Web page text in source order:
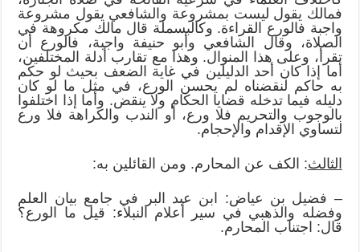
فمالك يقول ليست بمشروعة والشافعي يقول مشروعة
واجبة فالورع القراءة. وكالبسملة قال مالك مكروهة في
الصلاة، وقال الشافعي وأبو حنيفة واجبة، فالورع أن
تقرأ، وعلى هذا المنوال. وهذا مع تقارب أدلة المختلفين،
أما إذا كان أحد الدليلين في غاية الضعف بحيث لو حكم
به حاكم لنقضناه لم يحسن الورع، في مثل ما لو كان
دليله فيما تدخله قضايا الحكام ولا ينقض. وأما إذا اختلفوا
بالوجوب والتحريم فلا ورع، أو الندب والكراهة فلا ورع
لتساوي الإقدام والإحجام.
الثالث: الكف عن المحارم. ومن القائلين به:
– فضيل بن عياض: ابن عبد البر في جامع بيان العلم
وفضله والذهبي في سير أعلام النبلاء: قيل ما الورع؟
قال: اجتناب المحارم.